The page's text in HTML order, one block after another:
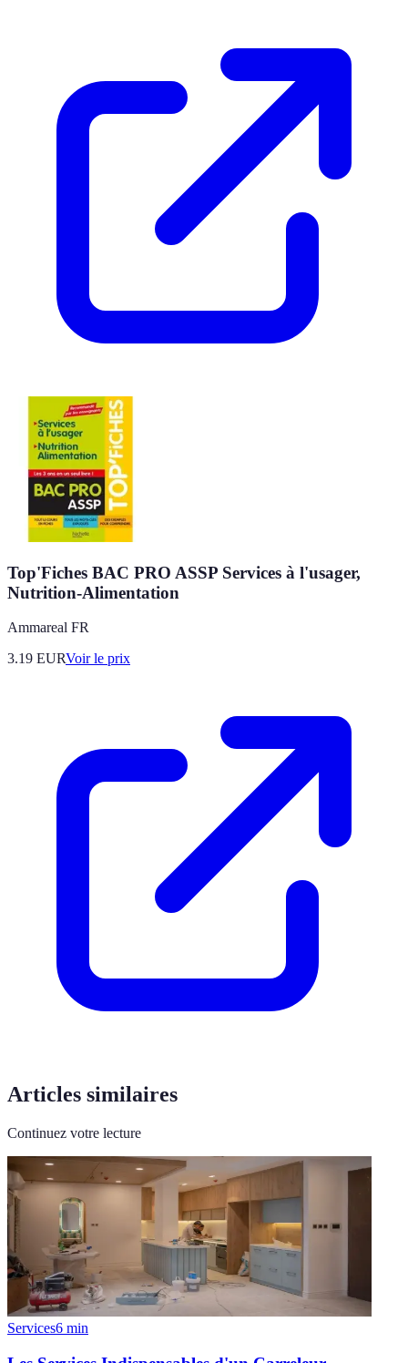
Top'Fiches BAC PRO ASSP Services à l'usager,
Nutrition-Alimentation
Ammareal FR
3.19 EURVoir le prix
Articles similaires
Continuez votre lecture
Services6 min